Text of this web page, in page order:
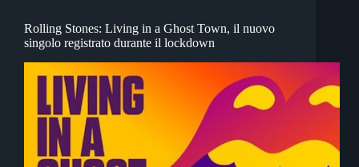
Rolling Stones: Living in a Ghost Town, il nuovo
singolo registrato durante il lockdown